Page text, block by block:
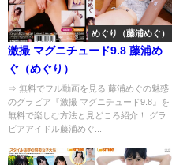
めぐり（藤浦めぐ）
激撮 マグニチュード9.8 藤浦め
ぐ（めぐり）
⇒ 無料でフル動画を見る 藤浦めぐの魅惑
のグラビア『激撮 マグニチュード9.8』を
無料で楽しむ方法と見どころ紹介！ グラ
ビアアイドル藤浦めぐ...